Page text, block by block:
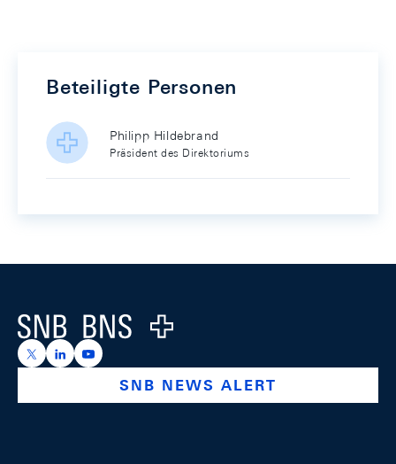
Beteiligte Personen
Philipp Hildebrand
Präsident des Direktoriums
Logo
https://x.com/snb_bns
https://ch.linkedin.com/company/swiss-national-
https://www.youtube.com/@swissnationalbank
SNB NEWS ALERT